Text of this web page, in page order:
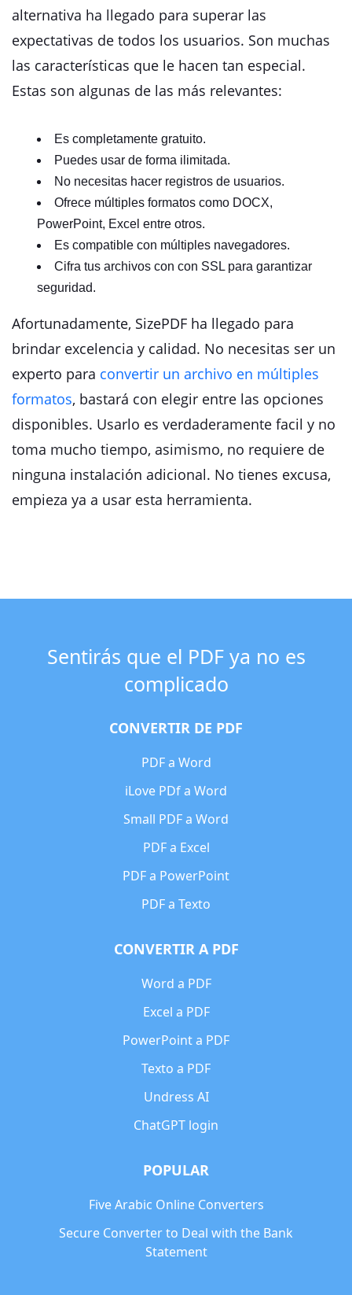
alternativa ha llegado para superar las
expectativas de todos los usuarios. Son muchas
las características que le hacen tan especial.
Estas son algunas de las más relevantes:
Es completamente gratuito.
Puedes usar de forma ilimitada.
No necesitas hacer registros de usuarios.
Ofrece múltiples formatos como DOCX,
PowerPoint, Excel entre otros.
Es compatible con múltiples navegadores.
Cifra tus archivos con con SSL para garantizar
seguridad.
Afortunadamente, SizePDF ha llegado para
brindar excelencia y calidad. No necesitas ser un
experto para convertir un archivo en múltiples
formatos, bastará con elegir entre las opciones
disponibles. Usarlo es verdaderamente facil y no
toma mucho tiempo, asimismo, no requiere de
ninguna instalación adicional. No tienes excusa,
empieza ya a usar esta herramienta.
Sentirás que el PDF ya no es
complicado
CONVERTIR DE PDF
PDF a Word
iLove PDf a Word
Small PDF a Word
PDF a Excel
PDF a PowerPoint
PDF a Texto
CONVERTIR A PDF
Word a PDF
Excel a PDF
PowerPoint a PDF
Texto a PDF
Undress AI
ChatGPT login
POPULAR
Five Arabic Online Converters
Secure Converter to Deal with the Bank
Statement